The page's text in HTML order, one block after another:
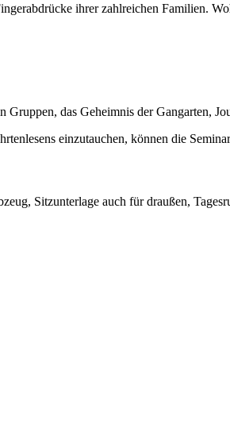
ihrer zahlreichen Familien.
das Geheimnis der Gangarten,
einzutauchen, können die
Sitzunterlage auch für draußen,